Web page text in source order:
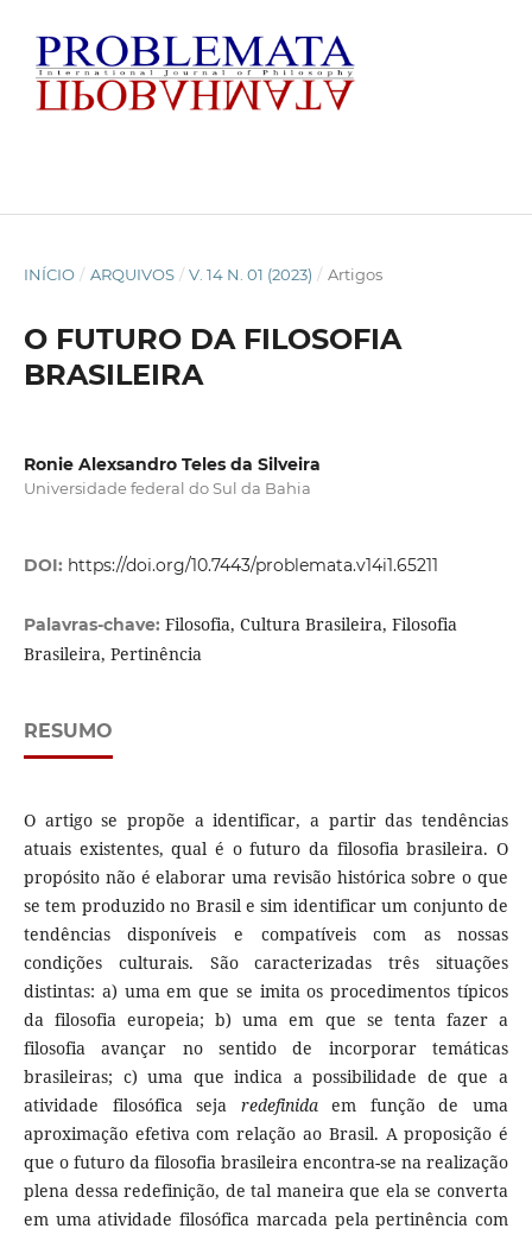
INÍCIO / ARQUIVOS / V. 14 N. 01 (2023) / Artigos
O FUTURO DA FILOSOFIA
BRASILEIRA
Ronie Alexsandro Teles da Silveira
Universidade federal do Sul da Bahia
DOI: https://doi.org/10.7443/problemata.v14i1.65211
Palavras-chave: Filosofia, Cultura Brasileira, Filosofia
Brasileira, Pertinência
RESUMO
O artigo se propõe a identificar, a partir das tendências
atuais existentes, qual é o futuro da filosofia brasileira. O
propósito não é elaborar uma revisão histórica sobre o que
se tem produzido no Brasil e sim identificar um conjunto de
tendências disponíveis e compatíveis com as nossas
condições culturais. São caracterizadas três situações
distintas: a) uma em que se imita os procedimentos típicos
da filosofia europeia; b) uma em que se tenta fazer a
filosofia avançar no sentido de incorporar temáticas
brasileiras; c) uma que indica a possibilidade de que a
atividade filosófica seja redefinidaem função de uma
aproximação efetiva com relação ao Brasil. A proposição é
que o futuro da filosofia brasileira encontra-se na realização
plena dessa redefinição, de tal maneira que ela se converta
em uma atividade filosófica marcada pela pertinência com